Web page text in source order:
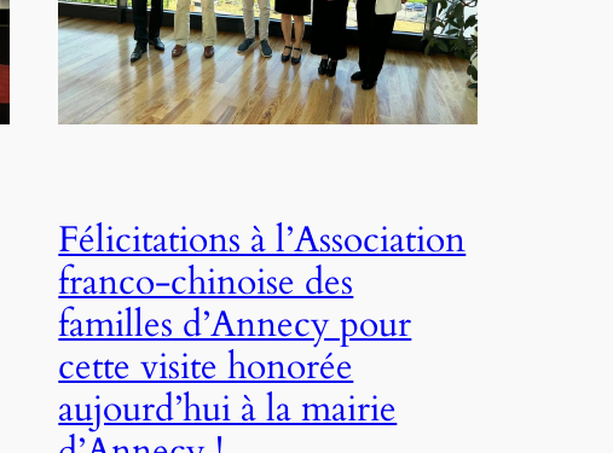
Félicitations à l’Association
franco-chinoise des
familles d’Annecy pour
cette visite honorée
aujourd’hui à la mairie